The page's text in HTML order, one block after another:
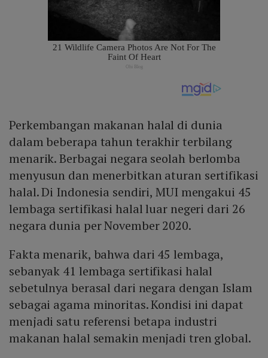
Perkembangan makanan halal di dunia
dalam beberapa tahun terakhir terbilang
menarik. Berbagai negara seolah berlomba
menyusun dan menerbitkan aturan sertifikasi
halal. Di Indonesia sendiri, MUI mengakui 45
lembaga sertifikasi halal luar negeri dari 26
negara dunia per November 2020.
Fakta menarik, bahwa dari 45 lembaga,
sebanyak 41 lembaga sertifikasi halal
sebetulnya berasal dari negara dengan Islam
sebagai agama minoritas. Kondisi ini dapat
menjadi satu referensi betapa industri
makanan halal semakin menjadi tren global.